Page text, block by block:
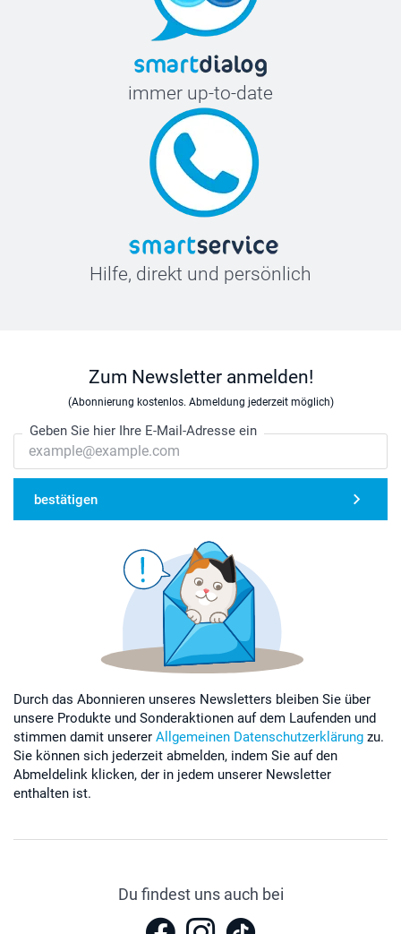
immer up-to-date
Hilfe, direkt und persönlich
Zum Newsletter anmelden!
(Abonnierung kostenlos. Abmeldung jederzeit möglich)
Geben Sie hier Ihre E-Mail-Adresse ein
bestätigen
Durch das Abonnieren unseres Newsletters bleiben Sie über
unsere Produkte und Sonderaktionen auf dem Laufenden und
stimmen damit unserer Allgemeinen Datenschutzerklärung zu.
Sie können sich jederzeit abmelden, indem Sie auf den
Abmeldelink klicken, der in jedem unserer Newsletter
enthalten ist.
Du findest uns auch bei